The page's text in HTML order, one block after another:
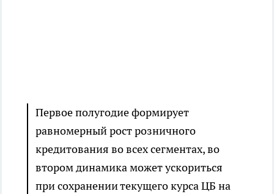
Первое полугодие формирует
равномерный рост розничного
кредитования во всех сегментах, во
втором динамика может ускориться
при сохранении текущего курса ЦБ на